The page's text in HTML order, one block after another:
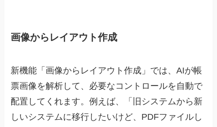
画像からレイアウト作成
新機能「画像からレイアウト作成」では、AIが帳
票画像を解析して、必要なコントロールを自動で
配置してくれます。例えば、「旧システムから新
しいシステムに移行したいけど、PDFファイルし